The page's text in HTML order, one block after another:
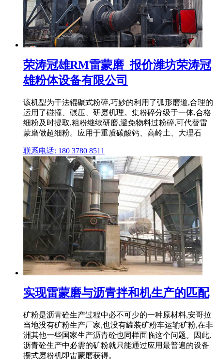
荣涛冠雄RM雷蒙磨_报价潍坊荣涛冠
雄粉体设备有限公司
该机型为干法辊碾式粉碎,巧妙的利用了弧形磨道,合理的
运用了碰撞、碾压、研磨机理。集粉碎分级于一体,合格
细粉及时提取,粗粉继续研磨,避免物料过粉碎,可代替雷
蒙磨做超细粉。应用于重质碳酸钙、高岭土、大理石
联系电话: 180 3780 8511
实现雷蒙磨与沥青拌和机生产的匹配
矿粉是沥青砼生产过程中必不可少的一种原材料,安哥拉
当地没有矿粉生产厂家,也没有罐装矿粉车运输矿粉,在非
洲其他一些国家生产沥青砼也同样面临这个问题。因此,
沥青砼生产中必需的矿粉就只能通过应用最普遍的设备
摆式磨粉机即雷蒙磨获得。